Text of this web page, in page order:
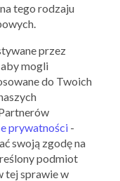
tego rodzaju
przez
mogli
do Twoich
prywatności -
swoją zgodę na
podmiot
tej sprawie w